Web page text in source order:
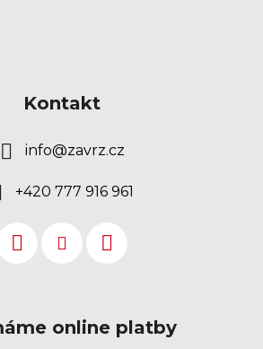
Kontakt
info@zavrz.cz
+420 777 916 961
online platby